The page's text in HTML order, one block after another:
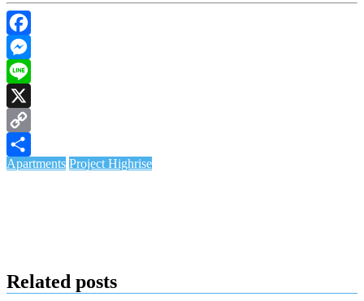
Facebook
Messenger
Line
X
Copy
Link
Share
Apartments Project Highrise
Related posts